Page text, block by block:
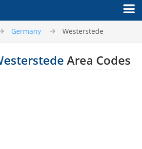
Germany Westerstede
Area Codes